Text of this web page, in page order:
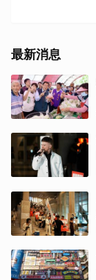
最新消息